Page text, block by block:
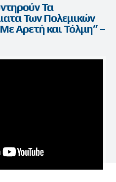
Τα
Των Πολεμικών
Αρετή και Τόλμη” –